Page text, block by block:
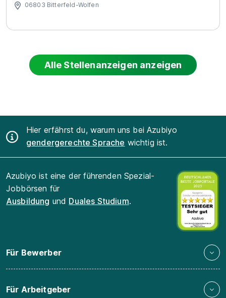
06803 Bitterfeld-Wolfen
Alle Stellenanzeigen anzeigen
Hier erfährst du, warum uns bei Azubiyo
gendergerechte Sprache wichtig ist.
Azubiyo ist eine der führenden Spezial-
Jobbörsen für
Ausbildung und Duales Studium.
Für Bewerber
Für Arbeitgeber